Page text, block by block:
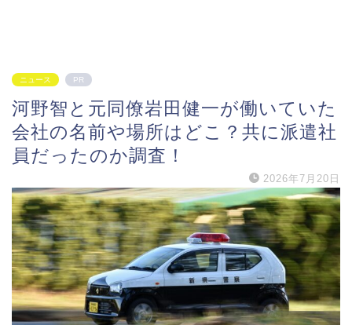
ニュース PR
河野智と元同僚岩田健一が働いていた
会社の名前や場所はどこ？共に派遣社
員だったのか調査！
2026年7月20日